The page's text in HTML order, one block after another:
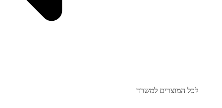
לכל המוצרים למשרד